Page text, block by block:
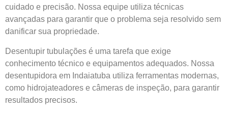
cuidado e precisão. Nossa equipe utiliza técnicas
avançadas para garantir que o problema seja resolvido sem
danificar sua propriedade.
Desentupir tubulações é uma tarefa que exige
conhecimento técnico e equipamentos adequados. Nossa
desentupidora em Indaiatuba utiliza ferramentas modernas,
como hidrojateadores e câmeras de inspeção, para garantir
resultados precisos.